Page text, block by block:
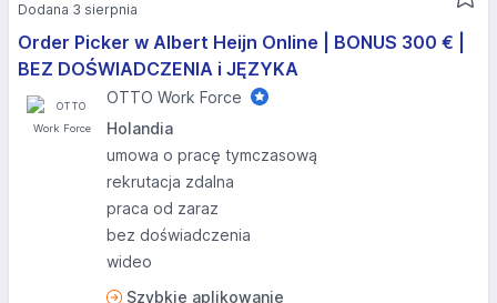
Order Picker w Albert Heijn Online | BONUS 300 € |
BEZ DOŚWIADCZENIA i JĘZYKA
OTTO Work Force
Holandia
umowa o pracę tymczasową
rekrutacja zdalna
praca od zaraz
bez doświadczenia
wideo
Szybkie aplikowanie
Dodana 3 sierpnia